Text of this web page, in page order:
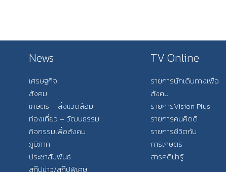
News
เศรษฐกิจ
สังคม
เกษตร – สิ่งแวดล้อม
ท่องเที่ยว – วัฒนธรรม
กิจกรรมเพื่อสังคม
ภูมิภาค
ประชาสัมพันธ์
สกู๊ปข่าว/สกู๊ปพิเศษ
TV Online
รายการนักเดินทางเพื่อ
สังคม
รายการVision Plus
รายการคนคิดดี
รายการชีวิตกับ
การเกษตร
สารคดีน่ารู้